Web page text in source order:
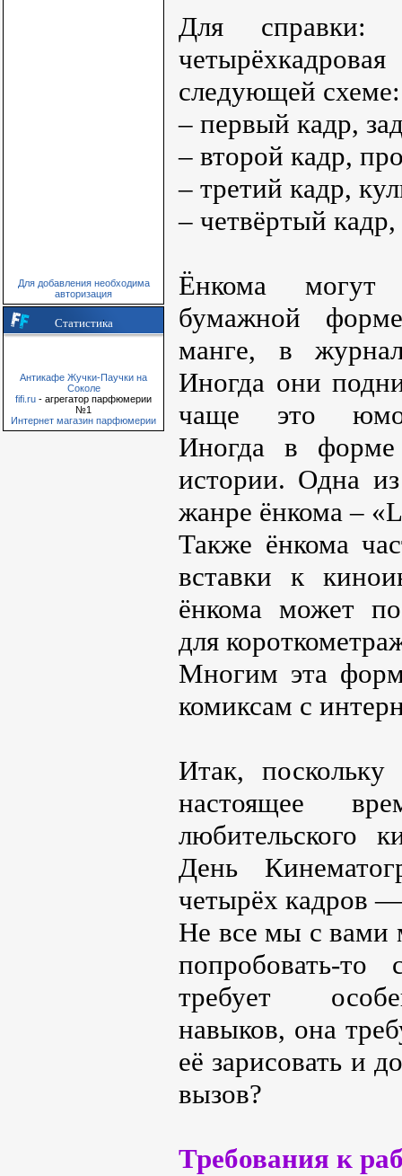
Для добавления необходима
авторизация
Статистика
Антикафе Жучки-Паучки на
Соколе
fifi.ru - агрегатор парфюмерии
№1
Интернет магазин парфюмерии
Для справки:
следующей схеме:
– первый кадр,
– второй кадр,
– третий кадр,
– четвёртый
Ёнкома могут
бумажной
манге, в
Иногда они
чаще это
Иногда в форме
истории. Одна
жанре ёнкома –
Также ёнкома
вставки к
ёнкома может
для
Многим эта
комиксам с
Итак,
настоящее
любительского
День
четырёх кадров
Не все мы с вами
попробовать-
требует
навыков, она
её зарисовать и
вызов?
Требования к